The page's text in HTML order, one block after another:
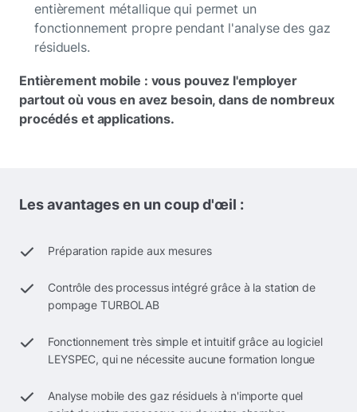
entièrement métallique qui permet un
fonctionnement propre pendant l'analyse des gaz
résiduels.
Entièrement mobile : vous pouvez l'employer
partout où vous en avez besoin, dans de nombreux
procédés et applications.
Les avantages en un coup d'œil :
Préparation rapide aux mesures
Contrôle des processus intégré grâce à la station de
pompage TURBOLAB
Fonctionnement très simple et intuitif grâce au logiciel
LEYSPEC, qui ne nécessite aucune formation longue
Analyse mobile des gaz résiduels à n'importe quel